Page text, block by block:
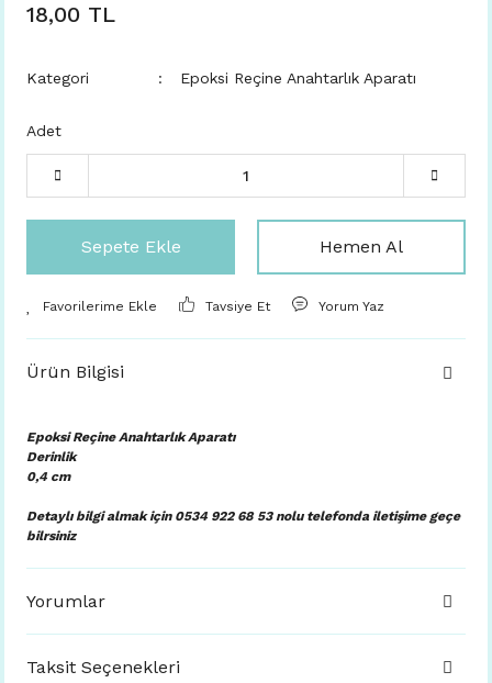
18,00 TL
Kategori Epoksi Reçine Anahtarlık Aparatı
Adet
Sepete Ekle Hemen Al
Tavsiye Et Yorum Yaz
Ürün Bilgisi
Epoksi Reçine Anahtarlık Aparatı
Derinlik
0,4 cm
Detaylı bilgi almak için 0534 922 68 53 nolu telefonda iletişime geçe
bilrsiniz
Yorumlar
Taksit Seçenekleri